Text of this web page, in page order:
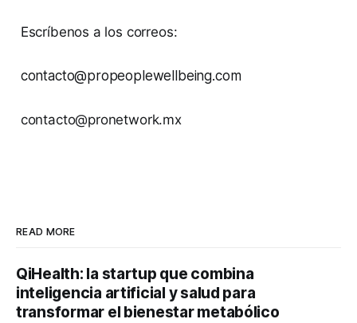
Escríbenos a los correos:
contacto@propeoplewellbeing.com
contacto@pronetwork.mx
READ MORE
QiHealth: la startup que combina
inteligencia artificial y salud para
transformar el bienestar metabólico